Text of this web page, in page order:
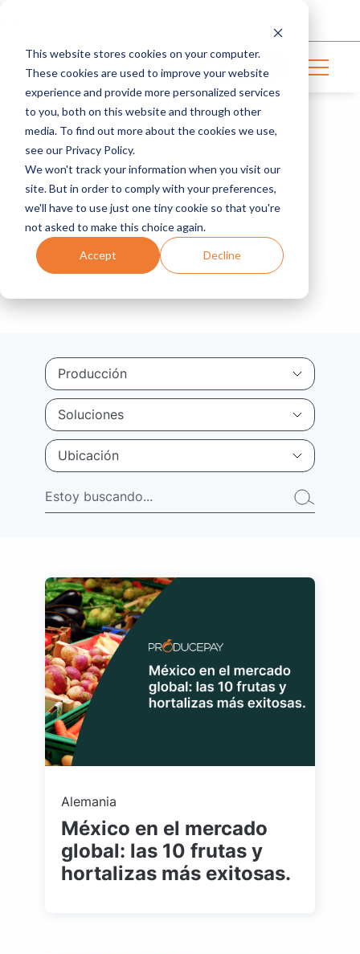
This website stores cookies on your computer.
These cookies are used to improve your website
experience and provide more personalized services
to you, both on this website and through other
media. To find out more about the cookies we use,
see our Privacy Policy.
We won't track your information when you visit our
site. But in order to comply with your preferences,
we'll have to use just one tiny cookie so that you're
not asked to make this choice again.
Accept Decline
Contáctanos
Home
Centro de Recursos
Lechuga
Lechuga
Producción
Soluciones
Ubicación
Alemania
México en el mercado
global: las 10 frutas y
hortalizas más exitosas.